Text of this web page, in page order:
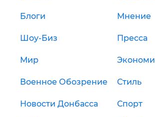
Блоги Мнение
Шоу-Биз Пресса
Мир
Военное Обозрение Стиль
Новости Донбасса Спорт